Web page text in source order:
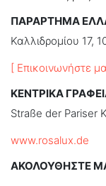
ΠΑΡΑΡΤΗΜΑ
Καλλιδρομίου 17,
[ Επικοινωνήστε
ΚΕΝΤΡΙΚΑ
Straße der Pariser
www.rosalux.de
ΑΚΟΛΟΥΘΗΣΤΕ